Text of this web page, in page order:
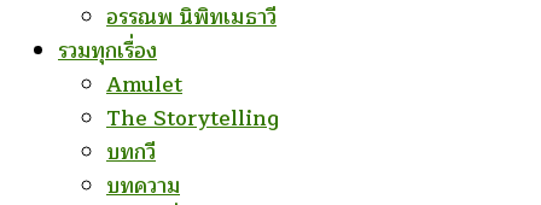
อรรณพ นิพิทเมธาวี
รวมทุกเรื่อง
Amulet
The Storytelling
บทกวี
บทความ